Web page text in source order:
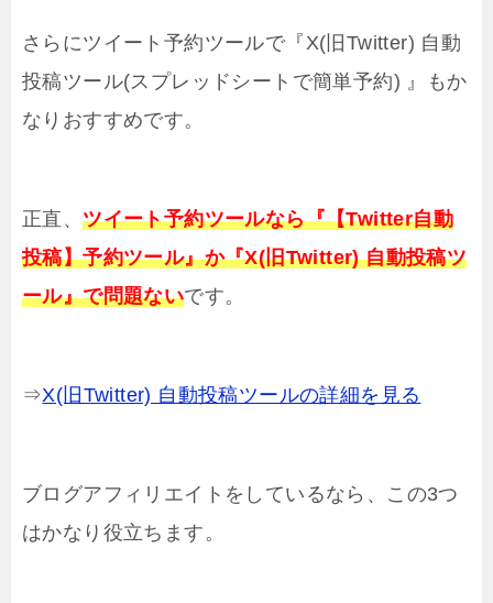
さらにツイート予約ツールで『X(旧Twitter) 自動
投稿ツール(スプレッドシートで簡単予約) 』もか
なりおすすめです。
正直、ツイート予約ツールなら『【Twitter自動
投稿】予約ツール』か『X(旧Twitter) 自動投稿ツ
ール』で問題ないです。
⇒X(旧Twitter) 自動投稿ツールの詳細を見る
ブログアフィリエイトをしているなら、この3つ
はかなり役立ちます。